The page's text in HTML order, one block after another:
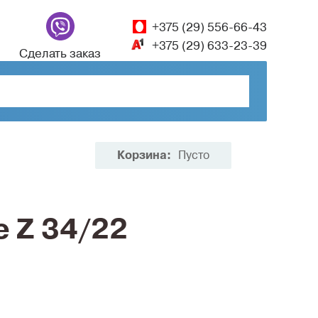
Сделать заказ
+375 (29) 556-66-43
+375 (29) 633-23-39
Корзина: Пусто
Z 34/22